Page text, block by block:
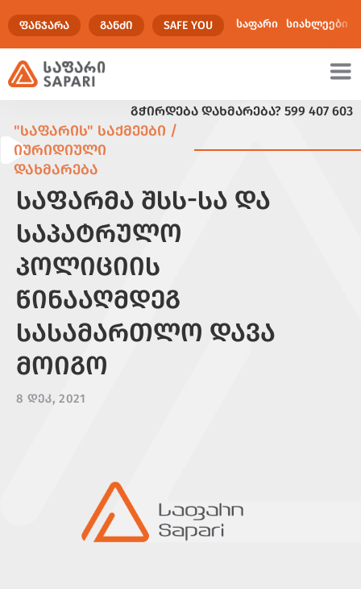
ᲤᲐᲜᲯᲐᲠᲐ ᲒᲐᲜᲫᲘ SAFE YOU საფარი სიახლეები
ᲒᲭᲘᲠᲓᲔᲑᲐ ᲓᲐᲮᲛᲐᲠᲔᲑᲐ? 599 407 603
"ᲡᲐᲤᲐᲠᲘᲡ" ᲡᲐᲥᲛᲔᲔᲑᲘ /
ᲘᲣᲠᲘᲓᲘᲣᲚᲘ
ᲓᲐᲮᲛᲐᲠᲔᲑᲐ
ᲡᲐᲤᲐᲠᲛᲐ ᲨᲡᲡ-ᲡᲐ ᲓᲐ
ᲡᲐᲞᲐᲢᲠᲣᲚᲝ
ᲞᲝᲚᲘᲪᲘᲘᲡ
ᲬᲘᲜᲐᲐᲦᲛᲓᲔᲒ
ᲡᲐᲡᲐᲛᲐᲠᲗᲚᲝ ᲓᲐᲕᲐ
ᲛᲝᲘᲒᲝ
8 ᲓᲔᲙ, 2021